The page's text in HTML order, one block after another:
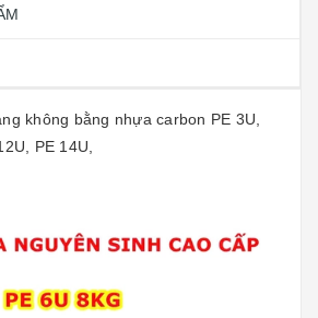
không bằng nhựa carbon PE 3U,
PE 14U,